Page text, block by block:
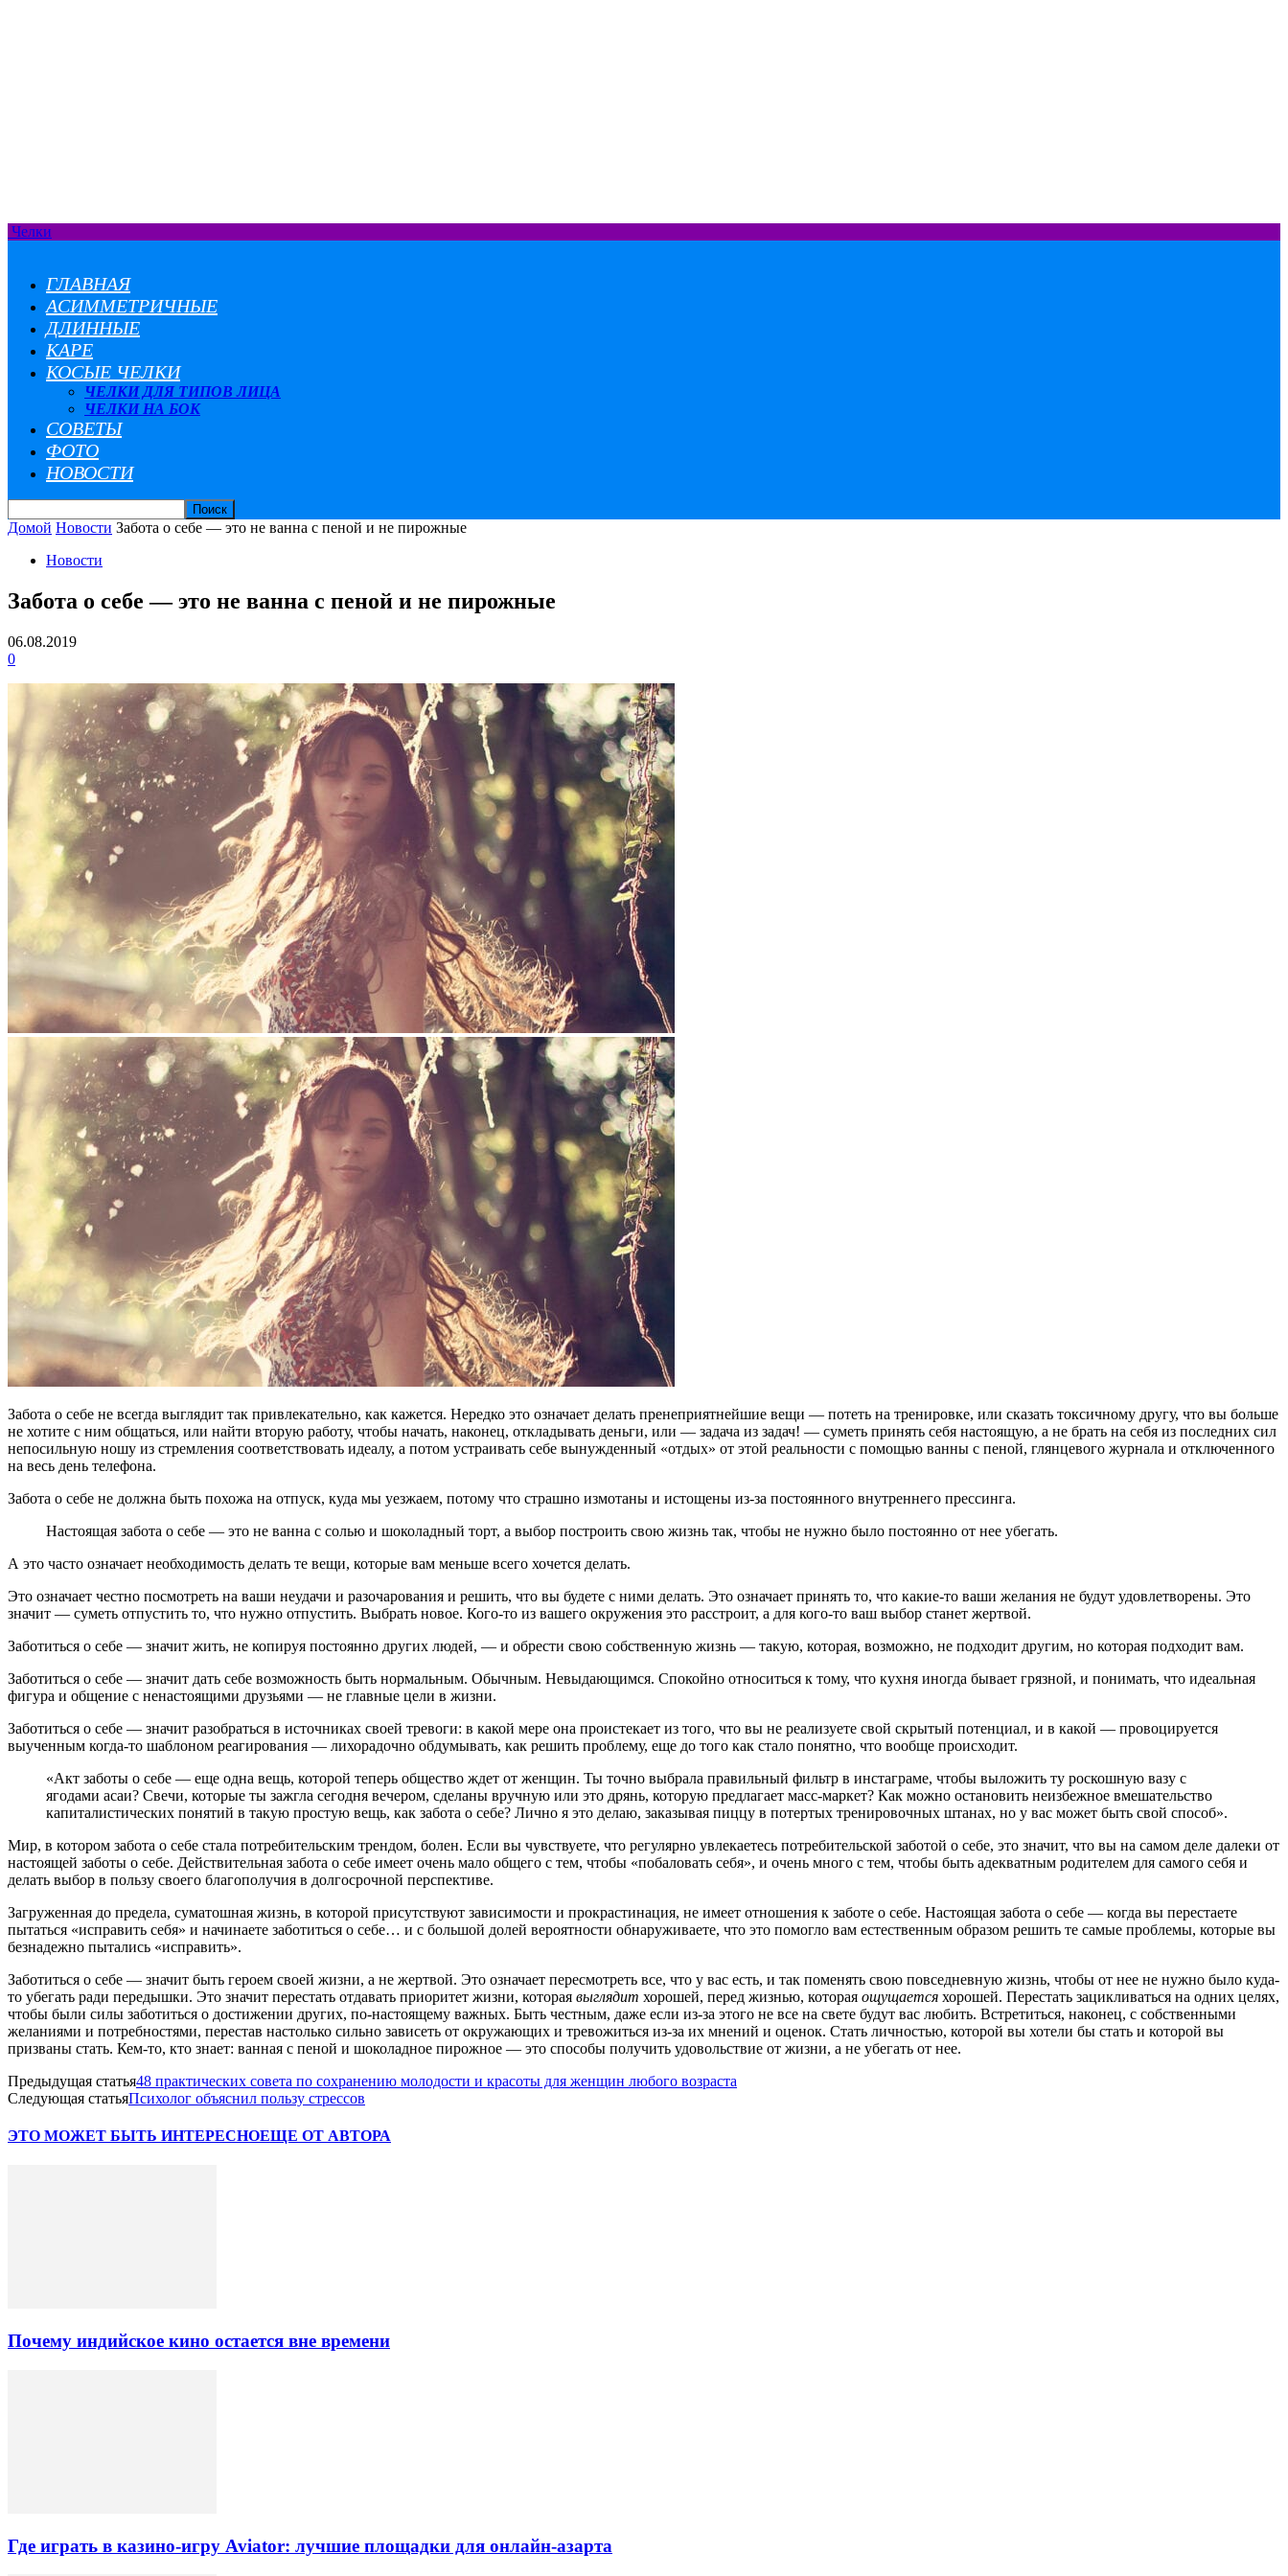
Челки
ГЛАВНАЯ
АСИММЕТРИЧНЫЕ
ДЛИННЫЕ
КАРЕ
КОСЫЕ ЧЕЛКИ
ЧЕЛКИ ДЛЯ ТИПОВ ЛИЦА
ЧЕЛКИ НА БОК
СОВЕТЫ
ФОТО
НОВОСТИ
Домой Новости Забота о себе — это не ванна с пеной и не пирожные
Новости
Забота о себе — это не ванна с пеной и не пирожные
06.08.2019
0
Забота о себе не всегда выглядит так привлекательно, как кажется. Нередко это означает делать пренеприятнейшие вещи — потеть на тренировке, или сказать токсичному другу, что вы больше
не хотите с ним общаться, или найти вторую работу, чтобы начать, наконец, откладывать деньги, или — задача из задач! — суметь принять себя настоящую, а не брать на себя из последних сил
непосильную ношу из стремления соответствовать идеалу, а потом устраивать себе вынужденный «отдых» от этой реальности с помощью ванны с пеной, глянцевого журнала и отключенного
на весь день телефона.
Забота о себе не должна быть похожа на отпуск, куда мы уезжаем, потому что страшно измотаны и истощены из-за постоянного внутреннего прессинга.
Настоящая забота о себе — это не ванна с солью и шоколадный торт, а выбор построить свою жизнь так, чтобы не нужно было постоянно от нее убегать.
А это часто означает необходимость делать те вещи, которые вам меньше всего хочется делать.
Это означает честно посмотреть на ваши неудачи и разочарования и решить, что вы будете с ними делать. Это означает принять то, что какие-то ваши желания не будут удовлетворены. Это
значит — суметь отпустить то, что нужно отпустить. Выбрать новое. Кого-то из вашего окружения это расстроит, а для кого-то ваш выбор станет жертвой.
Заботиться о себе — значит жить, не копируя постоянно других людей, — и обрести свою собственную жизнь — такую, которая, возможно, не подходит другим, но которая подходит вам.
Заботиться о себе — значит дать себе возможность быть нормальным. Обычным. Невыдающимся. Спокойно относиться к тому, что кухня иногда бывает грязной, и понимать, что идеальная
фигура и общение с ненастоящими друзьями — не главные цели в жизни.
Заботиться о себе — значит разобраться в источниках своей тревоги: в какой мере она проистекает из того, что вы не реализуете свой скрытый потенциал, и в какой — провоцируется
выученным когда-то шаблоном реагирования — лихорадочно обдумывать, как решить проблему, еще до того как стало понятно, что вообще происходит.
«Акт заботы о себе — еще одна вещь, которой теперь общество ждет от женщин. Ты точно выбрала правильный фильтр в инстаграме, чтобы выложить ту роскошную вазу с
ягодами асаи? Свечи, которые ты зажгла сегодня вечером, сделаны вручную или это дрянь, которую предлагает масс-маркет? Как можно остановить неизбежное вмешательство
капиталистических понятий в такую простую вещь, как забота о себе? Лично я это делаю, заказывая пиццу в потертых тренировочных штанах, но у вас может быть свой способ».
Мир, в котором забота о себе стала потребительским трендом, болен. Если вы чувствуете, что регулярно увлекаетесь потребительской заботой о себе, это значит, что вы на самом деле далеки от
настоящей заботы о себе. Действительная забота о себе имеет очень мало общего с тем, чтобы «побаловать себя», и очень много с тем, чтобы быть адекватным родителем для самого себя и
делать выбор в пользу своего благополучия в долгосрочной перспективе.
Загруженная до предела, суматошная жизнь, в которой присутствуют зависимости и прокрастинация, не имеет отношения к заботе о себе. Настоящая забота о себе — когда вы перестаете
пытаться «исправить себя» и начинаете заботиться о себе… и с большой долей вероятности обнаруживаете, что это помогло вам естественным образом решить те самые проблемы, которые вы
безнадежно пытались «исправить».
Заботиться о себе — значит быть героем своей жизни, а не жертвой. Это означает пересмотреть все, что у вас есть, и так поменять свою повседневную жизнь, чтобы от нее не нужно было куда-
то убегать ради передышки. Это значит перестать отдавать приоритет жизни, которая выглядит хорошей, перед жизнью, которая ощущается хорошей. Перестать зацикливаться на одних целях,
чтобы были силы заботиться о достижении других, по-настоящему важных. Быть честным, даже если из-за этого не все на свете будут вас любить. Встретиться, наконец, с собственными
желаниями и потребностями, перестав настолько сильно зависеть от окружающих и тревожиться из-за их мнений и оценок. Стать личностью, которой вы хотели бы стать и которой вы
призваны стать. Кем-то, кто знает: ванная с пеной и шоколадное пирожное — это способы получить удовольствие от жизни, а не убегать от нее.
Предыдущая статья48 практических совета по сохранению молодости и красоты для женщин любого возраста
Следующая статьяПсихолог объяснил пользу стрессов
ЭТО МОЖЕТ БЫТЬ ИНТЕРЕСНОЕЩЕ ОТ АВТОРА
Почему индийское кино остается вне времени
Где играть в казино-игру Aviator: лучшие площадки для онлайн-азарта